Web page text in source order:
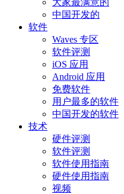
中国开发的
软件
Waves 专区
软件评测
iOS 应用
Android 应用
免费软件
用户最多的软件
中国开发的软件
技术
硬件评测
软件评测
软件使用指南
硬件使用指南
视频